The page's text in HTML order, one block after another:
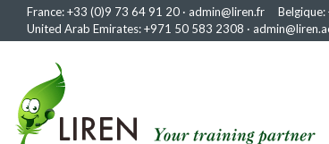
France:+33 (0)9 73 64 91 20 · admin@liren.fr Belgique:
United Arab Emirates:+971 50 583 2308 ·